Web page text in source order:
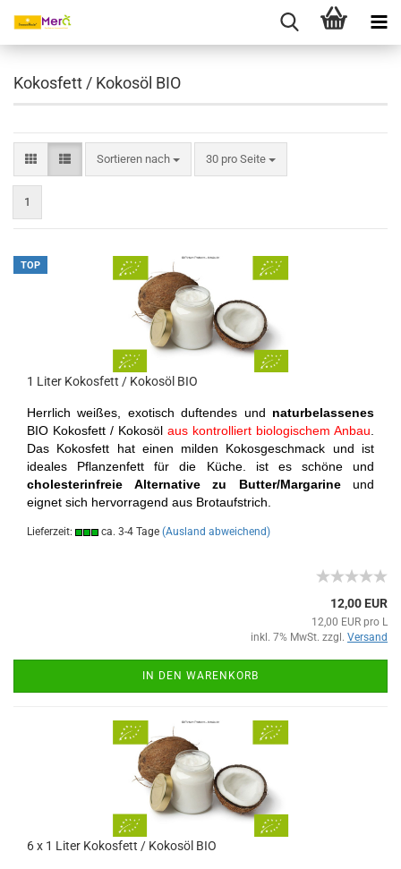
Kokosfett / Kokosöl BIO
Sortieren nach 30 pro Seite
1
TOP
1 Liter Kokosfett / Kokosöl BIO
Herrlich weißes, exotisch duftendes und naturbelassenes
BIO Kokosfett / Kokosöl aus kontrolliert biologischem Anbau
Das Kokosfett hat einen milden Kokosgeschmack und ist
ideales Pflanzenfett für die Küche. ist es schöne und
cholesterinfreie Alternative
zu Butter/Margarineund
eignet sich hervorragend aus Brotaufstrich.
Lieferzeit: ca. 3-4 Tage (Ausland abweichend)
12,00 EUR
12,00 EUR pro L
inkl. 7% MwSt. zzgl. Versand
IN DEN WARENKORB
6 x 1 Liter Kokosfett / Kokosöl BIO